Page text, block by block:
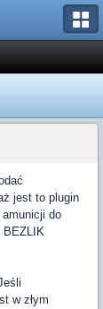
jest to plugin
do
BEZLIK
w złym